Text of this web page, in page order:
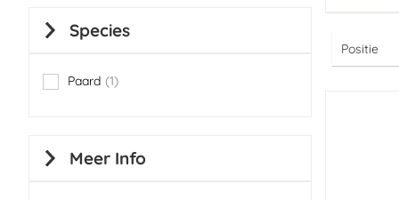
Species
Paard 1
item
Meer Info